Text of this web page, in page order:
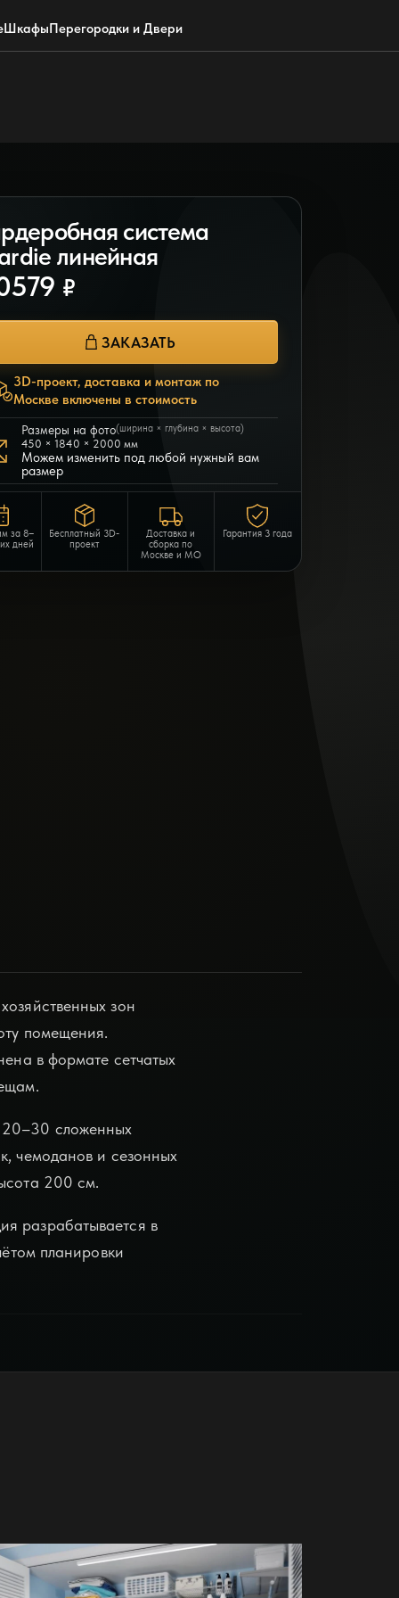
ШкафыПерегородки и Двери
WhatsApp Max Почта
система
линейная
₽
ЗАКАЗАТЬ
3D-проект, доставка и монтаж по
Москве включены в стоимость
Размеры на фото(ширина × глубина × высота)
450 × 1840 × 2000 мм
Можем изменить под любой нужный вам
размер
за 8–
дней
Бесплатный 3D-
проект
Доставка и
сборка по
Москве и МО
Гарантия 3 года
зон
помещения.
в формате сетчатых
сложенных
чемоданов и сезонных
200 см.
разрабатывается в
планировки